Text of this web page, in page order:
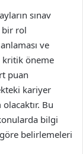
sınav
bir rol
ve
kritik öneme
puan
kariyer
Bu
bilgi
belirlemeleri